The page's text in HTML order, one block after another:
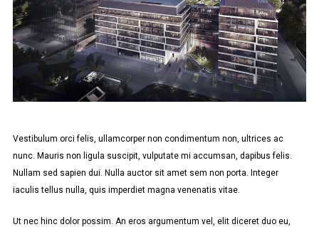
Vestibulum orci felis, ullamcorper non condimentum non, ultrices ac
nunc. Mauris non ligula suscipit, vulputate mi accumsan, dapibus felis.
Nullam sed sapien dui. Nulla auctor sit amet sem non porta. Integer
iaculis tellus nulla, quis imperdiet magna venenatis vitae.
Ut nec hinc dolor possim. An eros argumentum vel, elit diceret duo eu,